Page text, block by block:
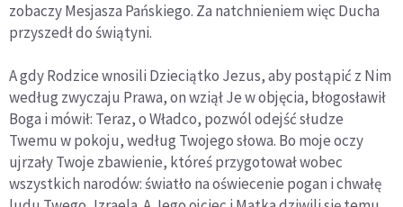
zobaczy Mesjasza Pańskiego. Za natchnieniem więc Ducha
przyszedł do świątyni.
A gdy Rodzice wnosili Dzieciątko Jezus, aby postąpić z Nim
według zwyczaju Prawa, on wziął Je w objęcia, błogosławił
Boga i mówił: Teraz, o Władco, pozwól odejść słudze
Twemu w pokoju, według Twojego słowa. Bo moje oczy
ujrzały Twoje zbawienie, któreś przygotował wobec
wszystkich narodów: światło na oświecenie pogan i chwałę